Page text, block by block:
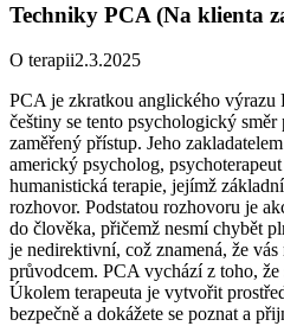
Techniky PCA (Na klienta
O terapii2.3.2025
PCA je zkratkou anglického výrazu
češtiny se tento psychologický
zaměřený přístup. Jeho
americký psycholog,
humanistická terapie, jejímž
rozhovor. Podstatou rozhovoru je
do člověka, přičemž nesmí chybět
je nedirektivní, což znamená, že vás
průvodcem. PCA vychází z toho,
Úkolem terapeuta je vytvořit
bezpečně a dokážete se poznat a